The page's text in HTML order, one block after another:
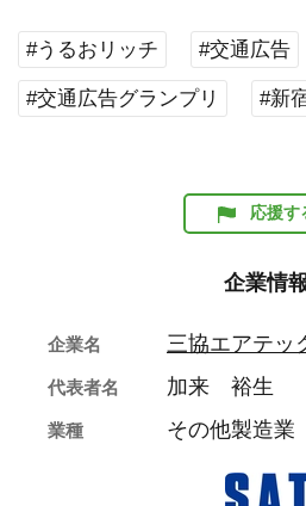
#うるおリッチ #交通広告
#交通広告グランプリ #新
応援す
企業情
企業名 三協エアテッ
代表者名 加来 裕生
業種 その他製造業